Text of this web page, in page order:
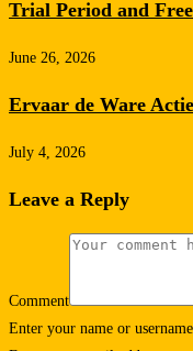
Trial Period and
June 26, 2026
Ervaar de Ware
July 4, 2026
Leave a Reply
Comment
Enter your name or